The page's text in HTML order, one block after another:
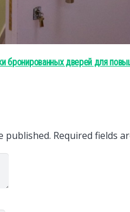
бронированных дверей для
published. Required fields